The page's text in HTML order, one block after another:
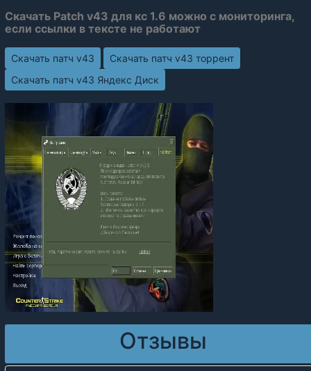
Скачать Patch v43 для кс 1.6 можно с мониторинга,
если ссылки в тексте не работают
Скачать патч v43
Скачать патч v43 торрент
Скачать патч v43 Яндекс Диск
Отзывы